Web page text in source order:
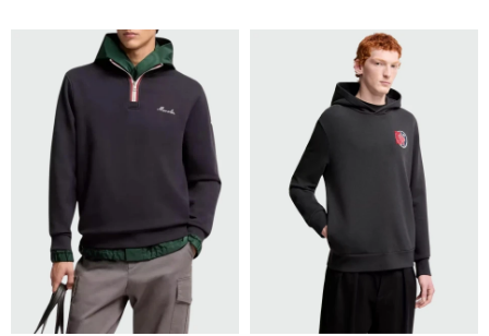
SELECCIONAR TALLE SELECCIONAR TALLE